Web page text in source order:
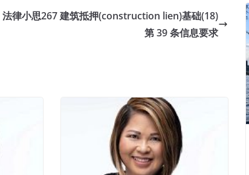
法律小思267 建筑抵押(construction lien)基础(18)
第 39 条信息要求